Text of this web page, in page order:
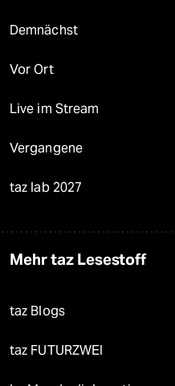
Demnächst
Vor Ort
Live im Stream
Vergangene
taz lab 2027
Mehr taz Lesestoff
taz Blogs
taz FUTURZWEI